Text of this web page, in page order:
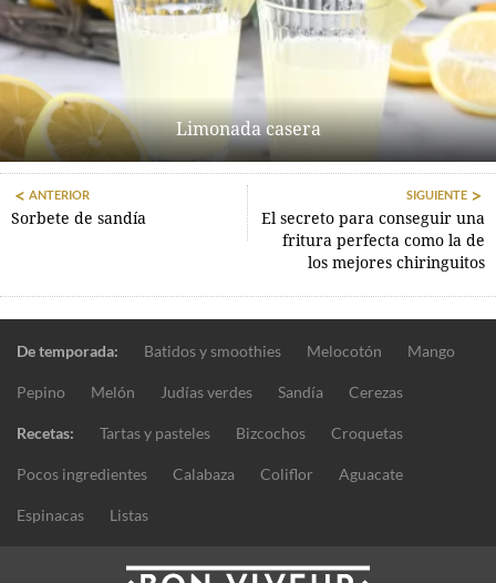
Limonada casera
ANTERIOR
Sorbete de sandía
SIGUIENTE
El secreto para conseguir una
fritura perfecta como la de
los mejores chiringuitos
De temporada: Batidos y smoothies Melocotón Mango
Pepino Melón Judías verdes Sandía Cerezas
Recetas: Tartas y pasteles Bizcochos Croquetas
Pocos ingredientes Calabaza Coliflor Aguacate
Espinacas Listas